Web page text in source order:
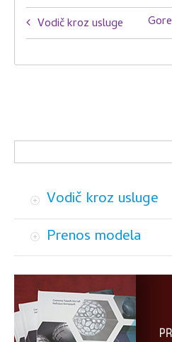
Book
traversal
links
modela
Vodič kroz usluge Gore
Search
Vodič kroz usluge
Prenos modela